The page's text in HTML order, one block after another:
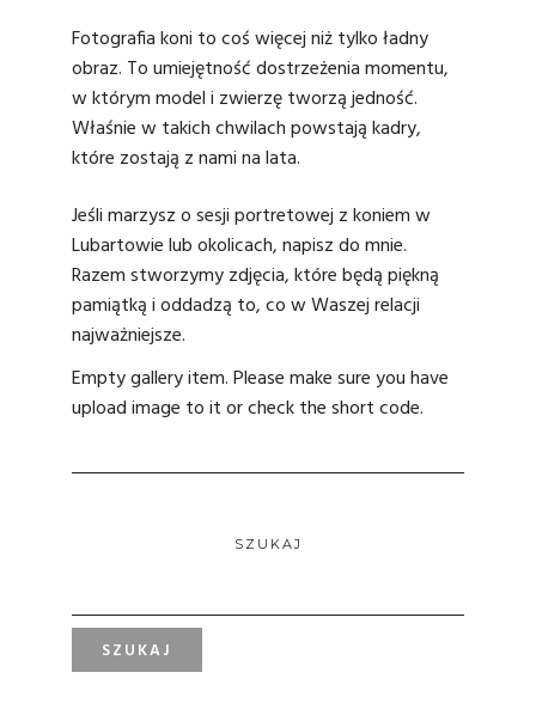
Fotografia koni to coś więcej niż tylko ładny
obraz. To umiejętność dostrzeżenia momentu,
w którym model i zwierzę tworzą jedność.
Właśnie w takich chwilach powstają kadry,
które zostają z nami na lata.
Jeśli marzysz o sesji portretowej z koniem w
Lubartowie lub okolicach, napisz do mnie.
Razem stworzymy zdjęcia, które będą piękną
pamiątką i oddadzą to, co w Waszej relacji
najważniejsze.
Empty gallery item. Please make sure you have
upload image to it or check the short code.
SZUKAJ